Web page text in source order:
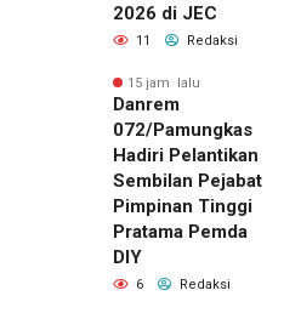
2026 di JEC
11 Redaksi
15 jam lalu
Danrem
072/Pamungkas
Hadiri Pelantikan
Sembilan Pejabat
Pimpinan Tinggi
Pratama Pemda
DIY
6 Redaksi